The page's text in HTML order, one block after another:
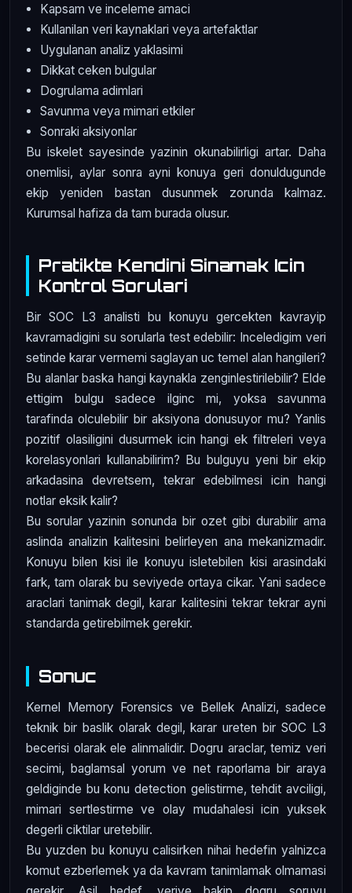
Kapsam ve inceleme amaci
Kullanilan veri kaynaklari veya artefaktlar
Uygulanan analiz yaklasimi
Dikkat ceken bulgular
Dogrulama adimlari
Savunma veya mimari etkiler
Sonraki aksiyonlar
Bu iskelet sayesinde yazinin okunabilirligi artar. Daha
onemlisi, aylar sonra ayni konuya geri donuldugunde
ekip yeniden bastan dusunmek zorunda kalmaz.
Kurumsal hafiza da tam burada olusur.
Pratikte Kendini Sinamak Icin
Kontrol Sorulari
Bir SOC L3 analisti bu konuyu gercekten kavrayip
kavramadigini su sorularla test edebilir: Inceledigim veri
setinde karar vermemi saglayan uc temel alan hangileri?
Bu alanlar baska hangi kaynakla zenginlestirilebilir? Elde
ettigim bulgu sadece ilginc mi, yoksa savunma
tarafinda olculebilir bir aksiyona donusuyor mu? Yanlis
pozitif olasiligini dusurmek icin hangi ek filtreleri veya
korelasyonlari kullanabilirim? Bu bulguyu yeni bir ekip
arkadasina devretsem, tekrar edebilmesi icin hangi
notlar eksik kalir?
Bu sorular yazinin sonunda bir ozet gibi durabilir ama
aslinda analizin kalitesini belirleyen ana mekanizmadir.
Konuyu bilen kisi ile konuyu isletebilen kisi arasindaki
fark, tam olarak bu seviyede ortaya cikar. Yani sadece
araclari tanimak degil, karar kalitesini tekrar tekrar ayni
standarda getirebilmek gerekir.
Sonuc
Kernel Memory Forensics ve Bellek Analizi, sadece
teknik bir baslik olarak degil, karar ureten bir SOC L3
becerisi olarak ele alinmalidir. Dogru araclar, temiz veri
secimi, baglamsal yorum ve net raporlama bir araya
geldiginde bu konu detection gelistirme, tehdit avciligi,
mimari sertlestirme ve olay mudahalesi icin yuksek
degerli ciktilar uretebilir.
Bu yuzden bu konuyu calisirken nihai hedefin yalnizca
komut ezberlemek ya da kavram tanimlamak olmamasi